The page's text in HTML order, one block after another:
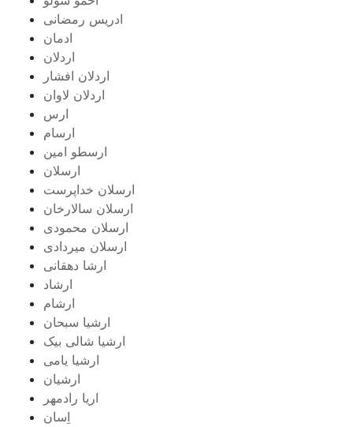
ادریس رمضانی
ادمان
اردلان
اردلان افشار
اردلان لاوان
ارس
ارسام
ارسطو امین
ارسلان
ارسلان خداپرست
ارسلان سالارخان
ارسلان محمودی
ارسلان میردادی
ارشا دهقانی
ارشاد
ارشام
ارشیا سبحان
ارشیا شالی بیک
ارشیا یامی
ارشیان
اریا رادمهر
اِسان